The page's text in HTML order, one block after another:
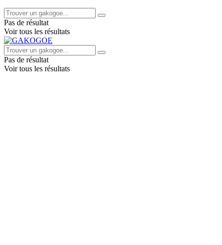
Pas de résultat
Voir tous les résultats
Pas de résultat
Voir tous les résultats